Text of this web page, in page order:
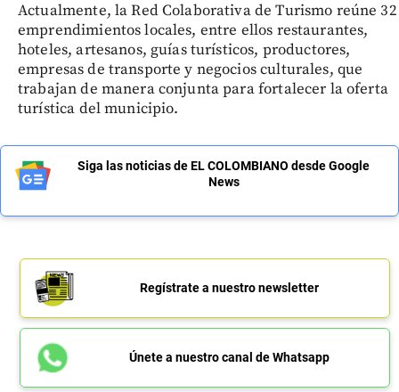
Actualmente, la Red Colaborativa de Turismo reúne 32
emprendimientos locales, entre ellos restaurantes,
hoteles, artesanos, guías turísticos, productores,
empresas de transporte y negocios culturales, que
trabajan de manera conjunta para fortalecer la oferta
turística del municipio.
Siga las noticias de EL COLOMBIANO desde Google
News
Regístrate a nuestro newsletter
Únete a nuestro canal de Whatsapp